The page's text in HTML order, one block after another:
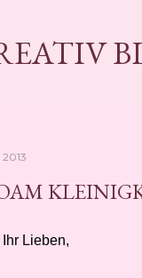
Lieben,